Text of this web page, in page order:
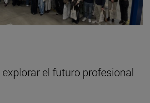
el futuro profesional